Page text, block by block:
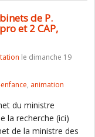
de P.
et 2 CAP,
le dimanche 19
, animation
du ministre
la recherche (ici)
de la ministre des